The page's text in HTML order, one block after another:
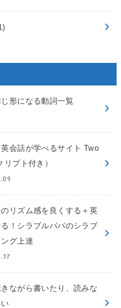
形になる動詞一覧
会話が学べるサイト Two
プト付き）
リズム感を良くする＋英
！シラブルパパのシラブ
グ上達
ながら書いたり、読みな